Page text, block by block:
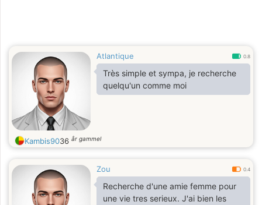
Atlantique 0.8
Très simple et sympa, je recherche
quelqu'un comme moi
Kambis9036 år gammel
Zou 0.4
Recherche d'une amie femme pour
une vie tres serieux. J'ai bien les